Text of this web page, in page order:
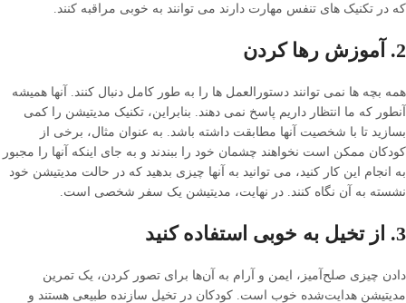
که در تکنیک های تنفس مهارت دارند می توانند به خوبی مراقبه کنند.
2. آموزش رها کردن
همه بچه ها نمی توانند دستورالعمل ها را به طور کامل دنبال کنند. آنها همیشه
آنطور که ما انتظار داریم پاسخ نمی دهند. بنابراین، تکنیک مدیتیشن را کمی
بسازید تا با شخصیت آنها مطابقت داشته باشد. به عنوان مثال، برخی از
کودکان ممکن است نخواهند چشمان خود را ببندند و به جای اینکه آنها را مجبور
به انجام این کار کنید، می توانید به آنها چیزی بدهید که در حالت مدیتیشن خود
نشسته به آن نگاه کنند. در نهایت، مدیتیشن یک سفر شخصی است.
3. از تخیل به خوبی استفاده کنید
دادن چیزی صلح‌آمیز، ایمن و آرام به آن‌ها برای تصور کردن، یک تمرین
مدیتیشن هدایت‌شده خوب است. کودکان در تخیل سازنده طبیعی هستند و